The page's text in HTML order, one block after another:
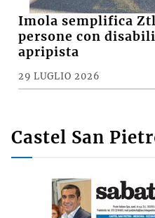
Imola semplifica
persone con
apripista
29 LUGLIO 2026
Castel San